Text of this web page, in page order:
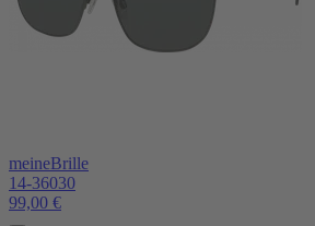
meineBrille
14-36030
99,00 €